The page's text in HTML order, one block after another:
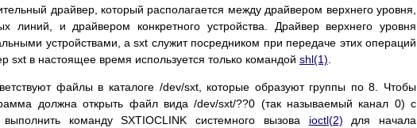
драйвер, который располагается между драйвером верхнего уровня,
линий, и драйвером конкретного устройства. Драйвер верхнего уровня
устройствами, а sxt служит посредником при передаче этих операций
sxt в настоящее время используется только командой shl(1)
файлы в каталоге /dev/sxt, которые образуют группы по 8. Чтобы
должна открыть файл вида /dev/sxt/??0 (так называемый канал 0) с
команду SXTIOCLINK системного вызова ioctl(2) для начала